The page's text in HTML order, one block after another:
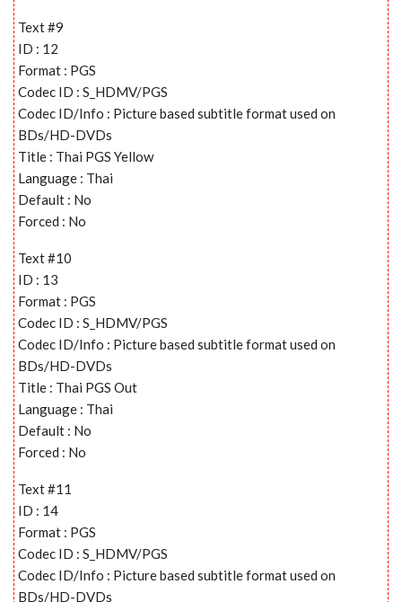
Text #9
ID : 12
Format : PGS
Codec ID : S_HDMV/PGS
Codec ID/Info : Picture based subtitle format used on
BDs/HD-DVDs
Title : Thai PGS Yellow
Language : Thai
Default : No
Forced : No
Text #10
ID : 13
Format : PGS
Codec ID : S_HDMV/PGS
Codec ID/Info : Picture based subtitle format used on
BDs/HD-DVDs
Title : Thai PGS Out
Language : Thai
Default : No
Forced : No
Text #11
ID : 14
Format : PGS
Codec ID : S_HDMV/PGS
Codec ID/Info : Picture based subtitle format used on
BDs/HD-DVDs